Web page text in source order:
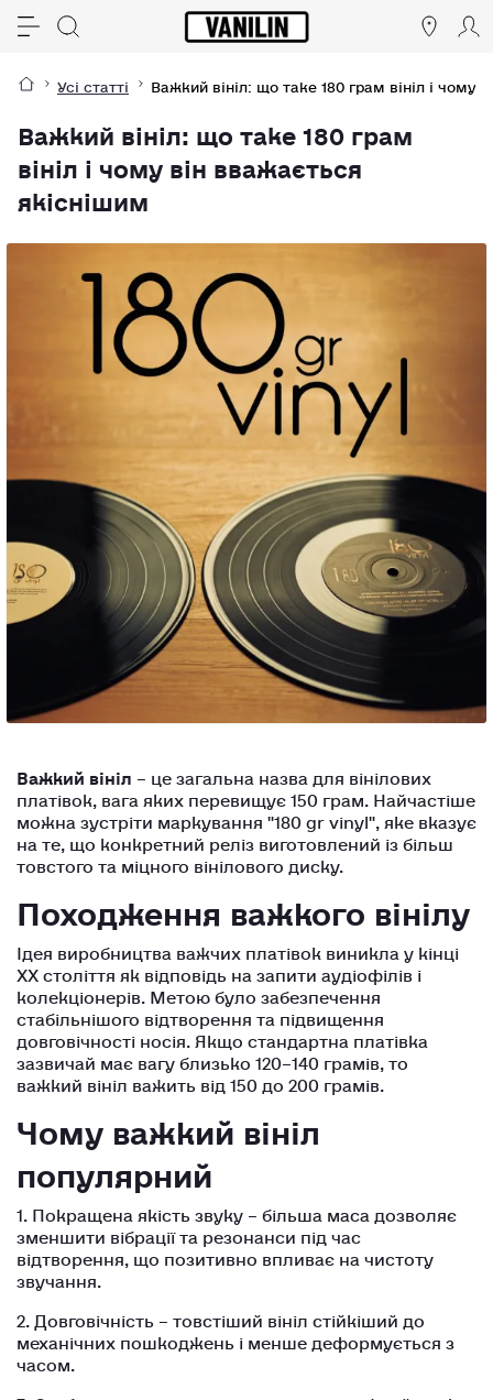
Усі статті Важкий вініл: що таке 180 грам вініл і чому
Важкий вініл: що таке 180 грам
вініл і чому він вважається
якіснішим
Важкий вініл – це загальна назва для вінілових
платівок, вага яких перевищує 150 грам. Найчастіше
можна зустріти маркування "180 gr vinyl", яке вказує
на те, що конкретний реліз виготовлений із більш
товстого та міцного вінілового диску.
Походження важкого вінілу
Ідея виробництва важчих платівок виникла у кінці
XX століття як відповідь на запити аудіофілів і
колекціонерів. Метою було забезпечення
стабільнішого відтворення та підвищення
довговічності носія. Якщо стандартна платівка
зазвичай має вагу близько 120–140 грамів, то
важкий вініл важить від 150 до 200 грамів.
Чому важкий вініл
популярний
1. Покращена якість звуку – більша маса дозволяє
зменшити вібрації та резонанси під час
відтворення, що позитивно впливає на чистоту
звучання.
2. Довговічність – товстіший вініл стійкіший до
механічних пошкоджень і менше деформується з
часом.